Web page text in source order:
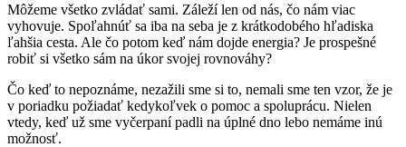
Môžeme všetko zvládať sami. Záleží len od nás, čo nám viac
vyhovuje. Spoľahnúť sa iba na seba je z krátkodobého hľadiska
ľahšia cesta. Ale čo potom keď nám dojde energia? Je prospešné
robiť si všetko sám na úkor svojej rovnováhy?
Čo keď to nepoznáme, nezažili sme si to, nemali sme ten vzor, že je
v poriadku požiadať kedykoľvek o pomoc a spoluprácu. Nielen
vtedy, keď už sme vyčerpaní padli na úplné dno lebo nemáme inú
možnosť.